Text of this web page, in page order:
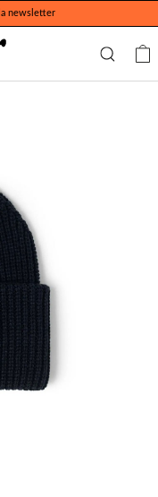
newsletter